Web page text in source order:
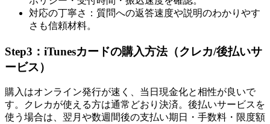
対応の丁寧さ：質問への返答速度や説明のわかりやす
さも信頼材料。
Step3：iTunesカードの購入方法（クレカ/後払いサ
ービス）
購入はオンライン発行が速く、当日現金化と相性が良いで
す。クレカが使える方は通常どおり決済。後払いサービスを
使う場合は、翌月や数週間後の支払い期日・手数料・限度額